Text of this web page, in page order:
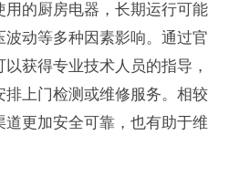
的厨房电器，长期运行可能
动等多种因素影响。通过官
获得专业技术人员的指导，
上门检测或维修服务。相较
更加安全可靠，也有助于维